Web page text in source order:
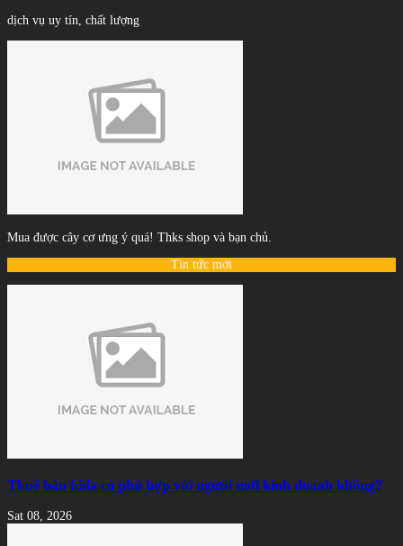
dịch vụ uy tín, chất lượng
Mua được cây cơ ưng ý quá! Thks shop và bạn chủ.
Tin tức mới
Thuê bàn bida có phù hợp với người mới kinh doanh không?
Sat 08, 2026